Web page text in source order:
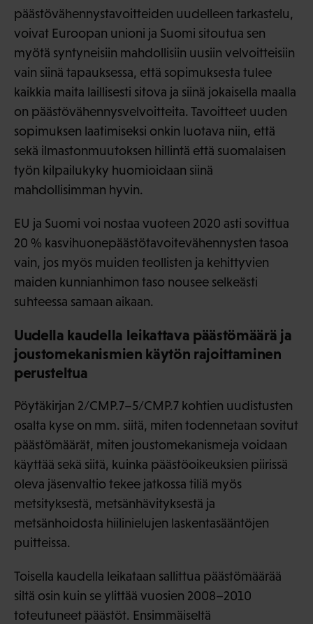
päästövähennystavoitteiden uudelleen tarkastelu,
voivat Euroopan unioni ja Suomi sitoutua sen
myötä syntyneisiin mahdollisiin uusiin velvoitteisiin
vain siinä tapauksessa, että sopimuksesta tulee
kaikkia maita laillisesti sitova ja siinä jokaisella maalla
on päästövähennysvelvoitteita. Tavoitteet uuden
sopimuksen laatimiseksi onkin luotava niin, että
sekä ilmastonmuutoksen hillintä että suomalaisen
työn kilpailukyky huomioidaan siinä
mahdollisimman hyvin.
EU ja Suomi voi nostaa vuoteen 2020 asti sovittua
20 % kasvihuonepäästötavoitevähennysten tasoa
vain, jos myös muiden teollisten ja kehittyvien
maiden kunnianhimon taso nousee selkeästi
suhteessa samaan aikaan.
Uudella kaudella leikattava päästömäärä ja
joustomekanismien käytön rajoittaminen
perusteltua
Pöytäkirjan 2/CMP.7–5/CMP.7 kohtien uudistusten
osalta kyse on mm. siitä, miten todennetaan sovitut
päästömäärät, miten joustomekanismeja voidaan
käyttää sekä siitä, kuinka päästöoikeuksien piirissä
oleva jäsenvaltio tekee jatkossa tiliä myös
metsityksestä, metsänhävityksestä ja
metsänhoidosta hiilinielujen laskentasääntöjen
puitteissa.
Toisella kaudella leikataan sallittua päästömäärää
siltä osin kuin se ylittää vuosien 2008–2010
toteutuneet päästöt. Ensimmäiseltä